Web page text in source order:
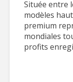
Située entre
modèles
premium
mondiales
profits